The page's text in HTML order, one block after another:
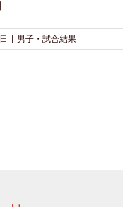
男子・試合結果